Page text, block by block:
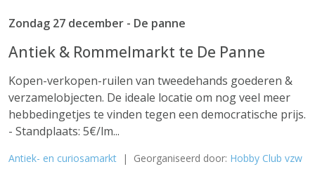
Zondag 27 december - De panne
Antiek & Rommelmarkt te De Panne
Kopen-verkopen-ruilen van tweedehands goederen &
verzamelobjecten. De ideale locatie om nog veel meer
hebbedingetjes te vinden tegen een democratische prijs.
- Standplaats: 5€/lm...
Antiek- en curiosamarkt | Georganiseerd door: Hobby Club vzw